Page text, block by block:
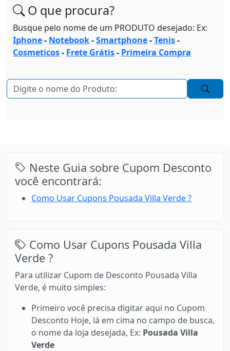
O que procura?
Busque pelo nome de um PRODUTO desejado: Ex:
Iphone- Notebook-Smartphone-Tenis-
Cosmeticos- Frete Grátis- Primeira Compra
Neste Guia sobre Cupom Desconto
você encontrará:
Como Usar Cupons Pousada Villa Verde ?
Como Usar Cupons Pousada Villa
Verde ?
Para utilizar Cupom de Desconto Pousada Villa
Verde, é muito simples:
Primeiro você precisa digitar aqui no Cupom
Desconto Hoje, lá em cima no campo de busca,
o nome da loja desejada, Ex: Pousada Villa
Verde